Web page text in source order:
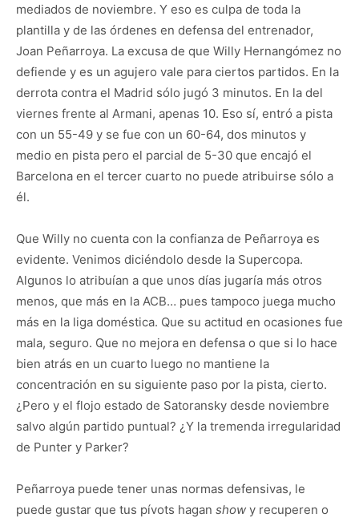
mediados de noviembre. Y eso es culpa de toda la
plantilla y de las órdenes en defensa del entrenador,
Joan Peñarroya. La excusa de que Willy Hernangómez no
defiende y es un agujero vale para ciertos partidos. En la
derrota contra el Madrid sólo jugó 3 minutos. En la del
viernes frente al Armani, apenas 10. Eso sí, entró a pista
con un 55-49 y se fue con un 60-64, dos minutos y
medio en pista pero el parcial de 5-30 que encajó el
Barcelona en el tercer cuarto no puede atribuirse sólo a
él.
Que Willy no cuenta con la confianza de Peñarroya es
evidente. Venimos diciéndolo desde la Supercopa.
Algunos lo atribuían a que unos días jugaría más otros
menos, que más en la ACB… pues tampoco juega mucho
más en la liga doméstica. Que su actitud en ocasiones fue
mala, seguro. Que no mejora en defensa o que si lo hace
bien atrás en un cuarto luego no mantiene la
concentración en su siguiente paso por la pista, cierto.
¿Pero y el flojo estado de Satoransky desde noviembre
salvo algún partido puntual? ¿Y la tremenda irregularidad
de Punter y Parker?
Peñarroya puede tener unas normas defensivas, le
puede gustar que tus pívots hagan show y recuperen o